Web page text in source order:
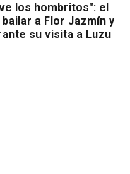
los hombritos": el
a Flor Jazmín y
su visita a Luzu